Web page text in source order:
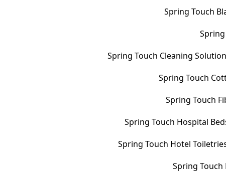
Spring Touch
Spring Touch Cleaning
Spring Touch
Spring Touch
Spring Touch Hospital
Spring Touch Hotel
Spring